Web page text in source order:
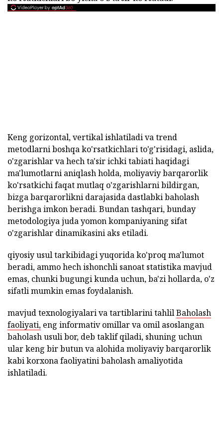
Keng gorizontal, vertikal ishlatiladi va trend
metodlarni boshqa ko'rsatkichlari to'g'risidagi, aslida,
o'zgarishlar va hech ta'sir ichki tabiati haqidagi
ma'lumotlarni aniqlash holda, moliyaviy barqarorlik
ko'rsatkichi faqat mutlaq o'zgarishlarni bildirgan,
bizga barqarorlikni darajasida dastlabki baholash
berishga imkon beradi. Bundan tashqari, bunday
metodologiya juda yomon kompaniyaning sifat
o'zgarishlar dinamikasini aks etiladi.
qiyosiy usul tarkibidagi yuqorida ko'proq ma'lumot
beradi, ammo hech ishonchli sanoat statistika mavjud
emas, chunki bugungi kunda uchun, ba'zi hollarda, o'z
sifatli mumkin emas foydalanish.
mavjud texnologiyalari va tartiblarini tahlilBaholash
faoliyati, eng informativ omillar va omil asoslangan
baholash usuli bor, deb taklif qiladi, shuning uchun
ular keng bir butun va alohida moliyaviy barqarorlik
kabi korxona faoliyatini baholash amaliyotida
ishlatiladi.